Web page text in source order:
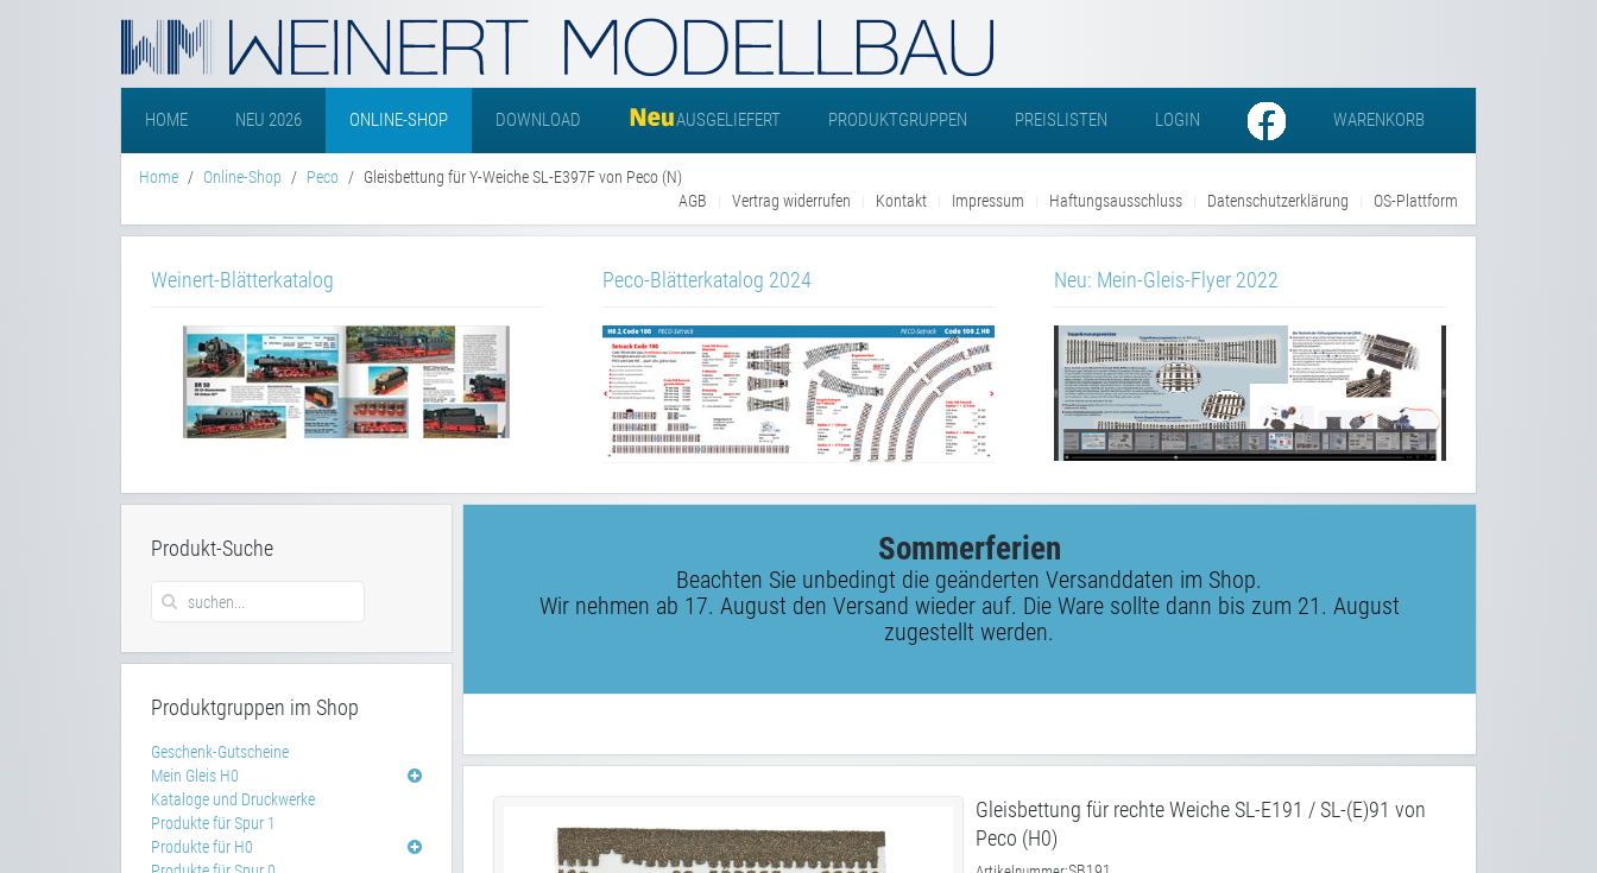
HOME NEU 2026 ONLINE-SHOP DOWNLOAD AUSGELIEFERT PRODUKTGRUPPEN PREISLISTEN LOGIN WARENKORB
Home Online-Shop Peco
Gleisbettung für Y-Weiche SL-E397F von Peco (N)
AGB
Vertrag widerrufen Kontakt Impressum Haftungsausschluss Datenschutzerklärung OS-Plattform
Weinert-Blätterkatalog Peco-Blätterkatalog 2024 Neu: Mein-Gleis-Flyer 2022
Sommerferien
Beachten Sie unbedingt die geänderten Versanddaten im Shop.
Wir nehmen ab 17. August den Versand wieder auf. Die Ware sollte dann bis zum 21. August
zugestellt werden.
Gleisbettung für rechte Weiche SL-E191 / SL-(E)91 von
Peco (H0)
Produkt-Suche
Produktgruppen im Shop
Geschenk-Gutscheine
Mein Gleis H0
Kataloge und Druckwerke
Produkte für Spur 1
Produkte für H0